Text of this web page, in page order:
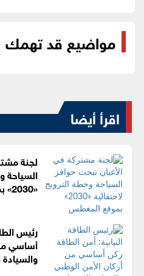
مواضيع قد تهمك
اقرأ أيضا
لجنة
السياحة
«2030» بموقع المغطس
رئيس
أساسي